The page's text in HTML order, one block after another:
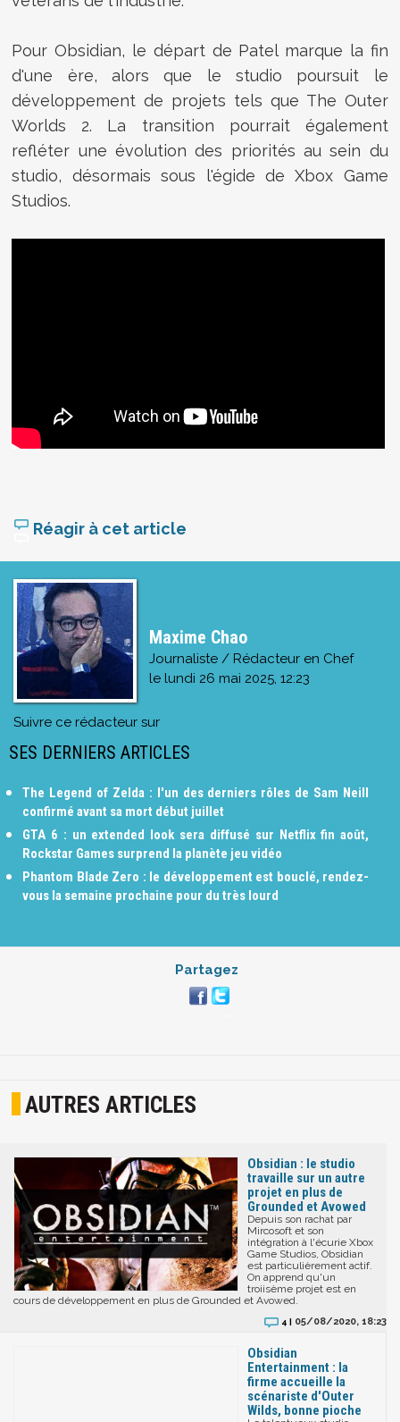
Pour Obsidian, le départ de Patel marque la fin
d'une ère, alors que le studio poursuit le
développement de projets tels que The Outer
Worlds 2. La transition pourrait également
refléter une évolution des priorités au sein du
studio, désormais sous l'égide de Xbox Game
Studios.
Réagir à cet article
Maxime Chao
Journaliste / Rédacteur en Chef
le lundi 26 mai 2025, 12:23
Suivre ce rédacteur sur
SES DERNIERS ARTICLES
The Legend of Zelda : l'un des derniers rôles de Sam Neill
confirmé avant sa mort début juillet
GTA 6 : un extended look sera diffusé sur Netflix fin août,
Rockstar Games surprend la planète jeu vidéo
Phantom Blade Zero : le développement est bouclé, rendez-
vous la semaine prochaine pour du très lourd
Partagez
AUTRES ARTICLES
Obsidian : le studio
travaille sur un autre
projet en plus de
Grounded et Avowed
Depuis son rachat par
Mircosoft et son
intégration à l'écurie Xbox
Game Studios, Obsidian
est particulièrement actif.
On apprend qu'un
troiisème projet est en
cours de développement en plus de Grounded et Avowed.
4 | 05/08/2020, 18:23
Obsidian
Entertainment : la
firme accueille la
scénariste d'Outer
Wilds, bonne pioche